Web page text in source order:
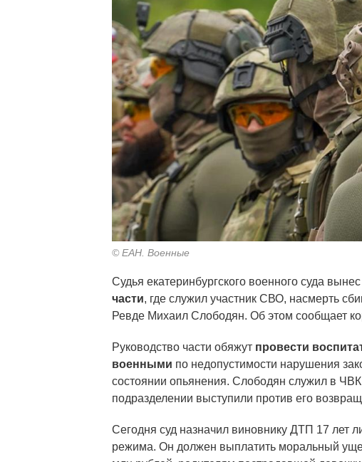
© ЕАН. Военные
Судья екатеринбургского военного суда вынес
части, где служил участник СВО, насмерть
Ревде Михаил Слободян. Об этом сообщает
Руководство части обяжут провести
военными по недопустимости нарушения
состоянии опьянения. Слободян служил в
подразделении выступили против его
Сегодня суд назначил виновнику ДТП 17 лет
режима. Он должен выплатить моральный